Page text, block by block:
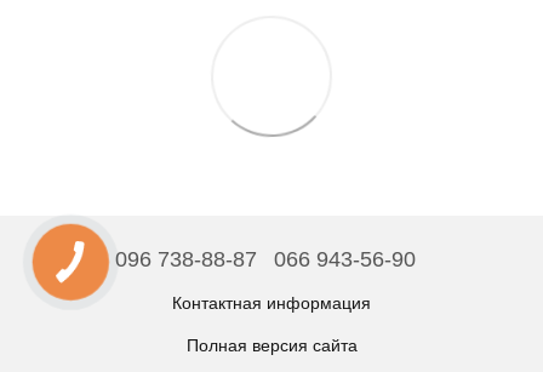
096 738-88-87 066 943-56-90
Контактная информация
Полная версия сайта